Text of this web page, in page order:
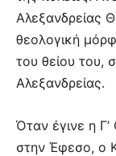
Αλεξανδρείας
θεολογική
του θείου του,
Αλεξανδρείας.
Όταν έγινε η
στην Έφεσο, ο